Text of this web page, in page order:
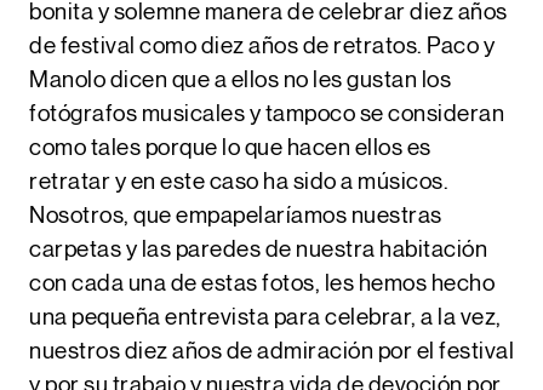
bonita y solemne manera de celebrar diez años
de festival como diez años de retratos. Paco y
Manolo dicen que a ellos no les gustan los
fotógrafos musicales y tampoco se consideran
como tales porque lo que hacen ellos es
retratar y en este caso ha sido a músicos.
Nosotros, que empapelaríamos nuestras
carpetas y las paredes de nuestra habitación
con cada una de estas fotos, les hemos hecho
una pequeña entrevista para celebrar, a la vez,
nuestros diez años de admiración por el festival